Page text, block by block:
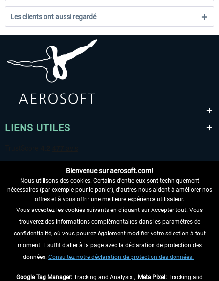
Les clients ont aussi regardé
LIENS UTILES
RENONCER AU CONTRAT ICI
INFORMATIONS
NE MANQUEZ PAS LES DERNIÈRES
Bienvenue sur aerosoft.com!
Nous utilisons des cookies. Certains d'entre eux sont techniquement
nécessaires (par exemple pour le panier), d'autres nous aident à améliorer nos
offres et à vous offrir une meilleure expérience utilisateur.
Vous acceptez les cookies suivants en cliquant sur Accepter tout. Vous
trouverez des informations complémentaires dans les paramètres de
confidentialité, où vous pourrez également modifier votre sélection à tout
moment. Il suffit d'aller à la page avec la déclaration de protection des
données. Consultez notre déclaration de protection des données.
Google Tag Manager: Tracking and Analysis , Meta Pixel: Tracking and